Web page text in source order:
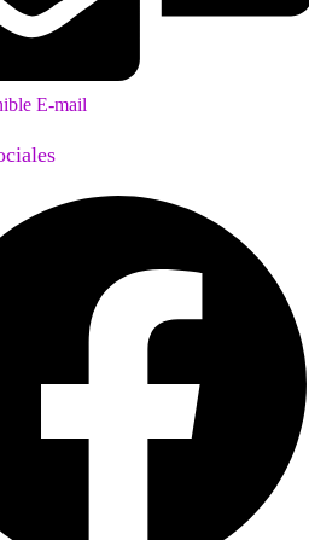
E-mail